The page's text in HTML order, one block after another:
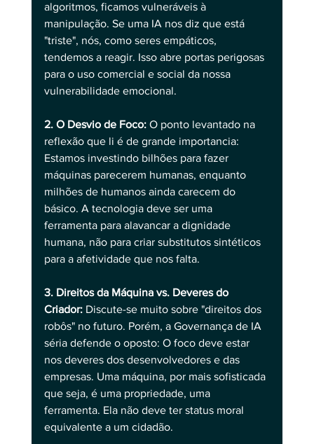
algoritmos, ficamos vulneráveis à
manipulação. Se uma IA nos diz que está
"triste", nós, como seres empáticos,
tendemos a reagir. Isso abre portas perigosas
para o uso comercial e social da nossa
vulnerabilidade emocional.
2. O Desvio de Foco: O ponto levantado na
reflexão que li é de grande importancia:
Estamos investindo bilhões para fazer
máquinas parecerem humanas, enquanto
milhões de humanos ainda carecem do
básico. A tecnologia deve ser uma
ferramenta para alavancar a dignidade
humana, não para criar substitutos sintéticos
para a afetividade que nos falta.
3. Direitos da Máquina vs. Deveres do
Criador: Discute-se muito sobre "direitos dos
robôs" no futuro. Porém, a Governança de IA
séria defende o oposto: O foco deve estar
nos deveres dos desenvolvedores e das
empresas. Uma máquina, por mais sofisticada
que seja, é uma propriedade, uma
ferramenta. Ela não deve ter status moral
equivalente a um cidadão.